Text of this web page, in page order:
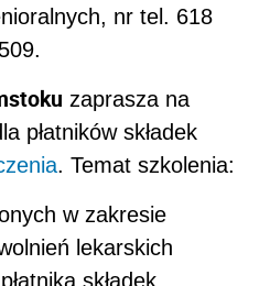
nr tel. 618
zaprasza na
płatników składek
. Temat szkolenia:
w zakresie
lekarskich
składek,